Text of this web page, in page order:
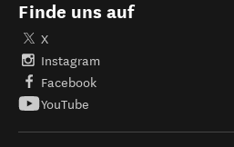
Finde uns auf
X
Instagram
Facebook
YouTube